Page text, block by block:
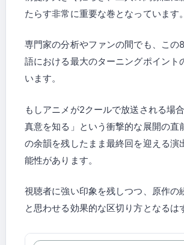
たらす非常に重要な巻となっています。
専門家の分析やファンの間でも、この
語における最大のターニングポイント
います。
もしアニメが2クールで放送される場
真意を知る」という衝撃的な展開の直
の余韻を残したまま最終回を迎える演
能性があります。
視聴者に強い印象を残しつつ、原作の
と思わせる効果的な区切り方となるは